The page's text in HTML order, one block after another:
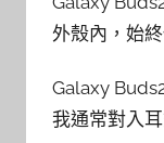
外殼內，始
Galaxy
我通常對入